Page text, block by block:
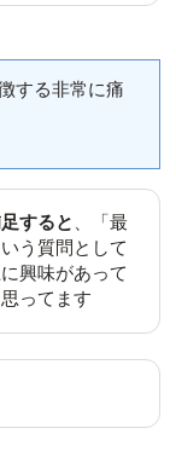
する非常に痛
すると
、「最
う質問として
興味があって
ってます